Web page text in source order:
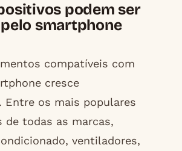
podem ser
smartphone
compatíveis com
cresce
Entre os mais populares
de todas as marcas,
ventiladores,